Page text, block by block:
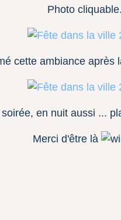
Photo cliquable.
cette ambiance après
en nuit aussi ...
Merci d'être là